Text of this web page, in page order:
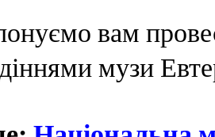
вам
музи